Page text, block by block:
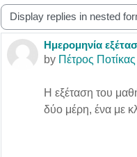
Display mode
Ημερομηνία
by Πέτρος Ποτίκας
Number of replies:
Η εξέταση του
δύο μέρη, ένα με